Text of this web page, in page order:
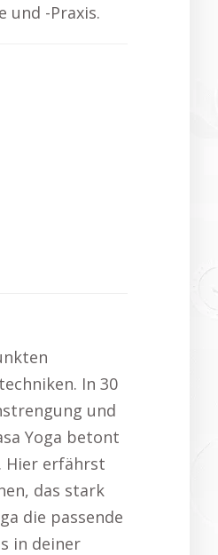
und -Praxis.
In 30
und
Yoga betont
Hier erfährst
das stark
die passende
in deiner